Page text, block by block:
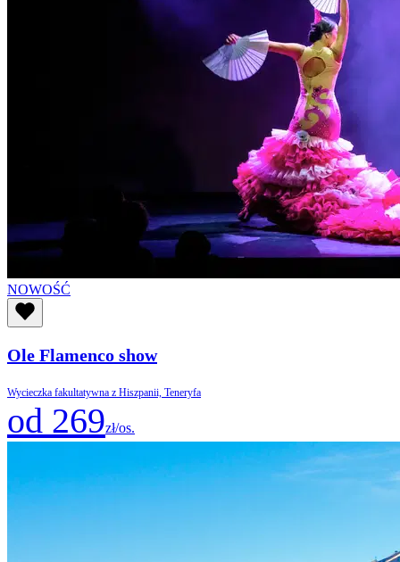
NOWOŚĆ
Ole Flamenco show
Wycieczka fakultatywna z Hiszpanii, Teneryfa
od 269zł/os.